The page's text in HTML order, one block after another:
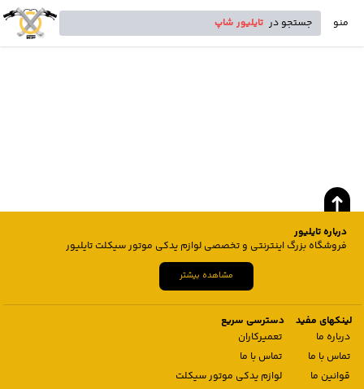
منو جستجو در تایلیور شاپ
درباره تایلیور
فروشگاه بزرگ اینترنتی و تخصصی لوازم یدکی موتور سیکلت تایلیور
مشاهده بیشتر
لینکهای مفید
درباره ما
تماس با ما
قوانین ما
دسترسی سریع
تعمیرکاران
تماس با ما
لوازم یدکی موتور سیکلت